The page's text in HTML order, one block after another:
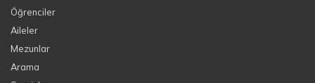
Öğrenciler
Aileler
Mezunlar
Arama